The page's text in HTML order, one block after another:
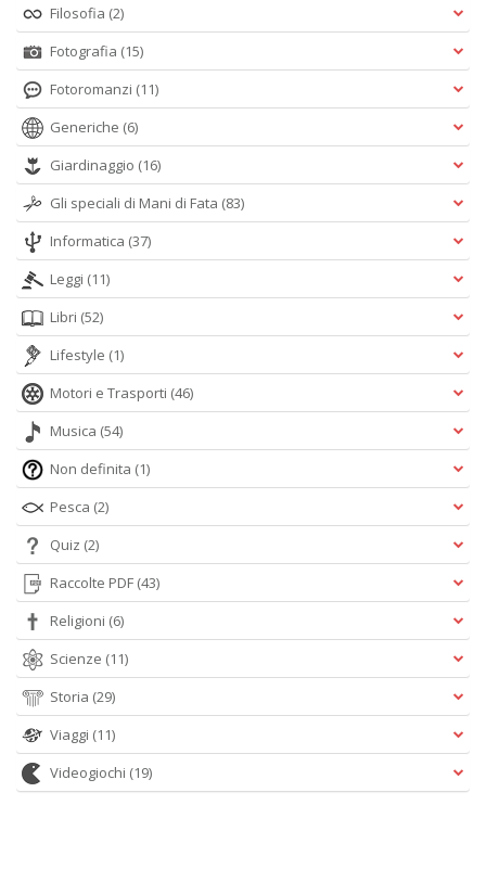
Filosofia (2)
Fotografia (15)
Fotoromanzi (11)
Generiche (6)
Giardinaggio (16)
Gli speciali di Mani di Fata (83)
Informatica (37)
Leggi (11)
Libri (52)
Lifestyle (1)
Motori e Trasporti (46)
Musica (54)
Non definita (1)
Pesca (2)
Quiz (2)
Raccolte PDF (43)
Religioni (6)
Scienze (11)
Storia (29)
Viaggi (11)
Videogiochi (19)